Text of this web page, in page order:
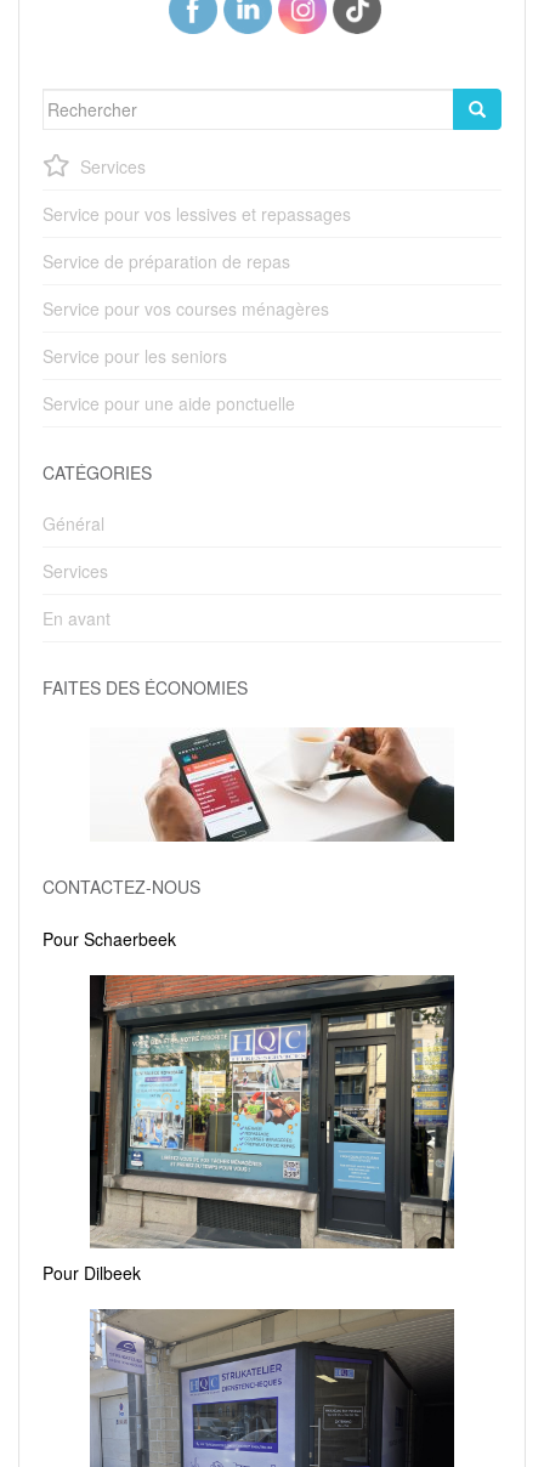
Rechercher...
Services
Service pour vos lessives et repassages
Service de préparation de repas
Service pour vos courses ménagères
Service pour les seniors
Service pour une aide ponctuelle
CATÉGORIES
Général
Services
En avant
FAITES DES ÉCONOMIES
CONTACTEZ-NOUS
Pour Schaerbeek
Pour Dilbeek